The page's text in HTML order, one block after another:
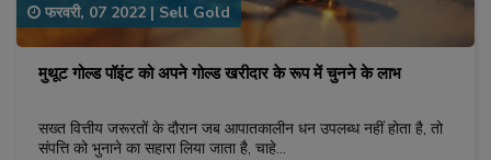
मुथूट गोल्ड पॉइंट को अपने गोल्ड खरीदार के रूप में चुनने के लाभ
फरवरी, 07 2022 | Sell Gold
सख्त वित्तीय जरूरतों के दौरान जब आपातकालीन धन उपलब्ध नहीं होता है, तो
संपत्ति को भुनाने का सहारा लिया जाता है, चाहे…